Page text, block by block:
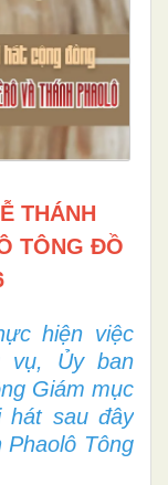
THÁNH
TÔNG ĐỒ
hiện việc
vụ, Ủy ban
Giám mục
hát sau đây
Phaolô Tông